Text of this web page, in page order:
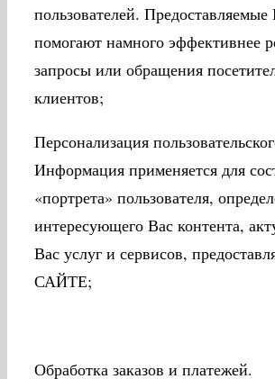
пользователей.
помогают намного эффективнее
запросы или обращения
клиентов;
Персонализация
Информация применяется для
«портрета» пользователя,
интересующего Вас контента,
Вас услуг и сервисов,
САЙТЕ;
Обработка заказов и платежей.